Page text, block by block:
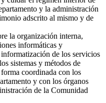
y la administración
adscrito al mismo y de
la organización interna,
informáticas y
de los servicios
sistemas y métodos de
coordinada con los
y con los órganos
de la Comunidad